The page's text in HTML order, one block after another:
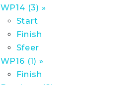
WP14 (3) »
Start
Finish
Sfeer
WP16 (1) »
Finish